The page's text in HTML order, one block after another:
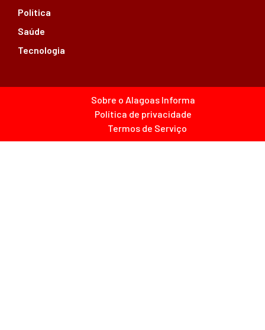
Política
Saúde
Tecnologia
Sobre o Alagoas Informa
Política de privacidade
Termos de Serviço